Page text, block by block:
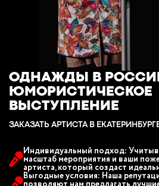
ОДНАЖДЫ В
ЮМОРИСТИЧЕСКОЕ
ВЫСТУПЛЕНИЕ
ЗАКАЗАТЬ АРТИСТА В
Индивидуальный подход:
масштаб мероприятия и ваши
артиста, который создаст
Выгодные условия: Наша